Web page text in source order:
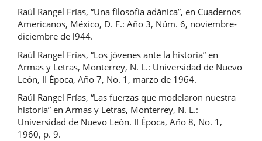
Raúl Rangel Frías, “Una filosofía adánica”, en Cuadernos
Americanos, México, D. F.: Año 3, Núm. 6, noviembre-
diciembre de l944.
Raúl Rangel Frías, “Los jóvenes ante la historia” en
Armas y Letras, Monterrey, N. L.: Universidad de Nuevo
León, II Época, Año 7, No. 1, marzo de 1964.
Raúl Rangel Frías, “Las fuerzas que modelaron nuestra
historia” en Armas y Letras, Monterrey, N. L.:
Universidad de Nuevo León. II Época, Año 8, No. 1,
1960, p. 9.